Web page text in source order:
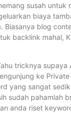
susah untuk
biaya
Biasanya blog
backlink mahal,
tricknya supaya
ke
yang sangat
sudah pahamlah
anda riset